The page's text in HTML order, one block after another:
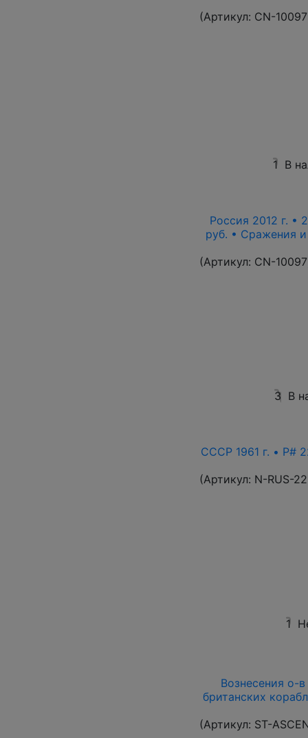
(Артикул: CN-
1 В
Россия 2012 г. •
руб. • Сражения
(Артикул: CN-10097
3 В
СССР 1961 г. • P#
(Артикул: N-RUS-
1
Вознесения о-
британских
(Артикул: ST-